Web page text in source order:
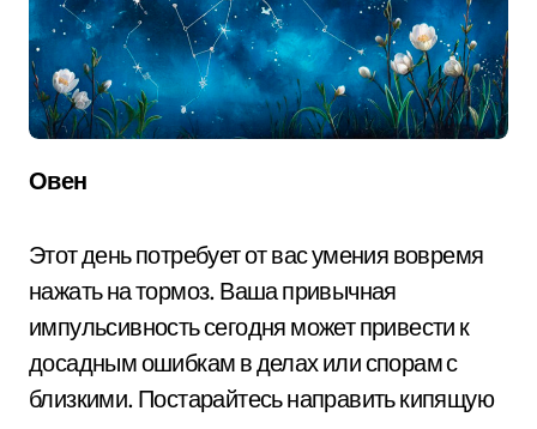
Овен
Этот день потребует от вас умения вовремя
нажать на тормоз. Ваша привычная
импульсивность сегодня может привести к
досадным ошибкам в делах или спорам с
близкими. Постарайтесь направить кипящую